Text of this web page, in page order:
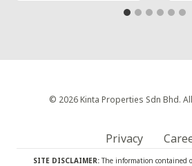
© 2026 Kinta Properties Sdn Bhd.
Privacy
SITE DISCLAIMER:The information contained